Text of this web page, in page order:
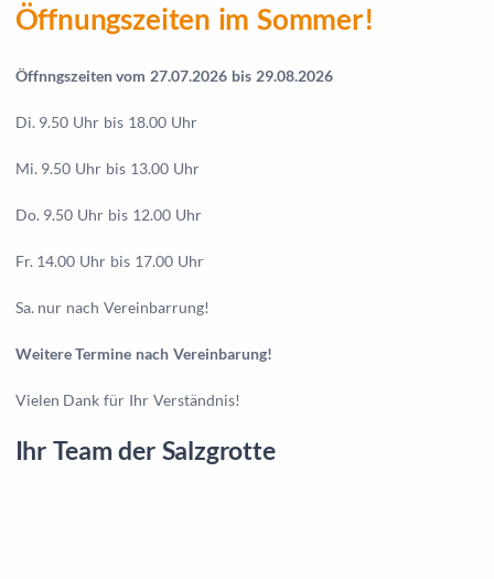
Öffnungszeiten im Sommer!
Öffnngszeiten vom 27.07.2026 bis 29.08.2026
Di. 9.50 Uhr bis 18.00 Uhr
Mi. 9.50 Uhr bis 13.00 Uhr
Do. 9.50 Uhr bis 12.00 Uhr
Fr. 14.00 Uhr bis 17.00 Uhr
Sa. nur nach Vereinbarrung!
Weitere Termine nach Vereinbarung!
Vielen Dank für Ihr Verständnis!
Ihr Team der Salzgrotte